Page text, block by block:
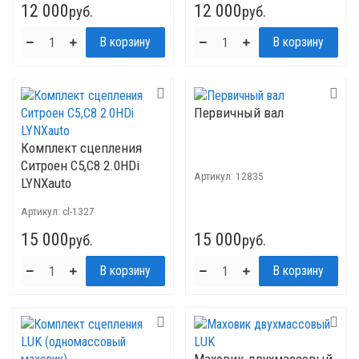
12 000руб. 12 000руб.
Комплект сцепления
Ситроен C5,C8 2.0HDi
LYNXauto
Артикул: cl-1327
15 000руб.
Первичный вал
Артикул: 12835
15 000руб.